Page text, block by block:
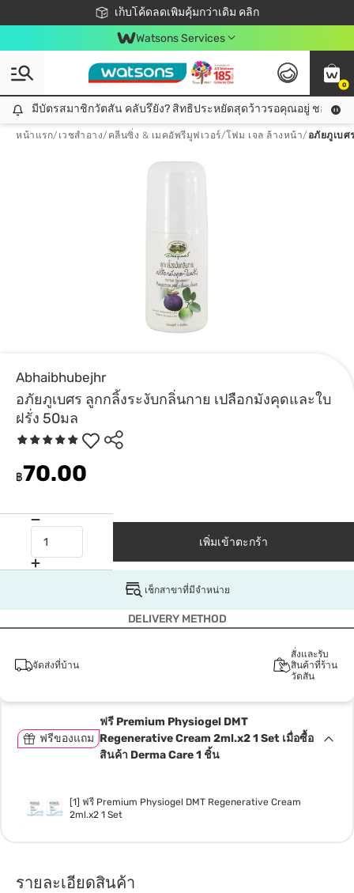
เก็บโค้ดลดเพิ่มคุ้มกว่าเดิม คลิก
ชอปออนไลน์ครั้งแรก ลดเพิ่มจุก ๆ 10%! 🎉
📦ส่งฟรี! เมื่อชอป 499฿
สมาชิกวัตสัน คลับดียังไง?
Watsons Services
0
มีบัตรสมาชิกวัตสัน คลับรึยัง? สิทธิประหยัดสุดว้าวรอคุณอยู่ ชอปคุ้มกว่าเดิม คลิก!
มีบัตรสมาชิกวัตสัน คลับรึยัง? สิทธิประหยัดสุดว้าวรอคุณอยู่ ชอปคุ้มก
หน้าแรก/ เวชสำอาง/ คลีนซิ่ง & เมคอัพรีมูฟเวอร์/โฟม เจล ล้างหน้า/ อภัยภูเบศ
Abhaibhubejhr
อภัยภูเบศร ลูกกลิ้งระงับกลิ่นกาย เปลือกมังคุดและใบ
ฝรั่ง 50มล
฿70.00
เพิ่มเข้าตะกร้า
เช็กสาขาที่มีจำหน่าย
DELIVERY METHOD
จัดส่งที่บ้าน
สั่งและรับ
สินค้าที่ร้าน
วัตสัน
ฟรีของแถม
ฟรี Premium Physiogel DMT
Regenerative Cream 2ml.x2 1 Set เมื่อซื้อ
สินค้า Derma Care 1 ชิ้น
[1] ฟรี Premium Physiogel DMT Regenerative Cream
2ml.x2 1 Set
รายละเอียดสินค้า